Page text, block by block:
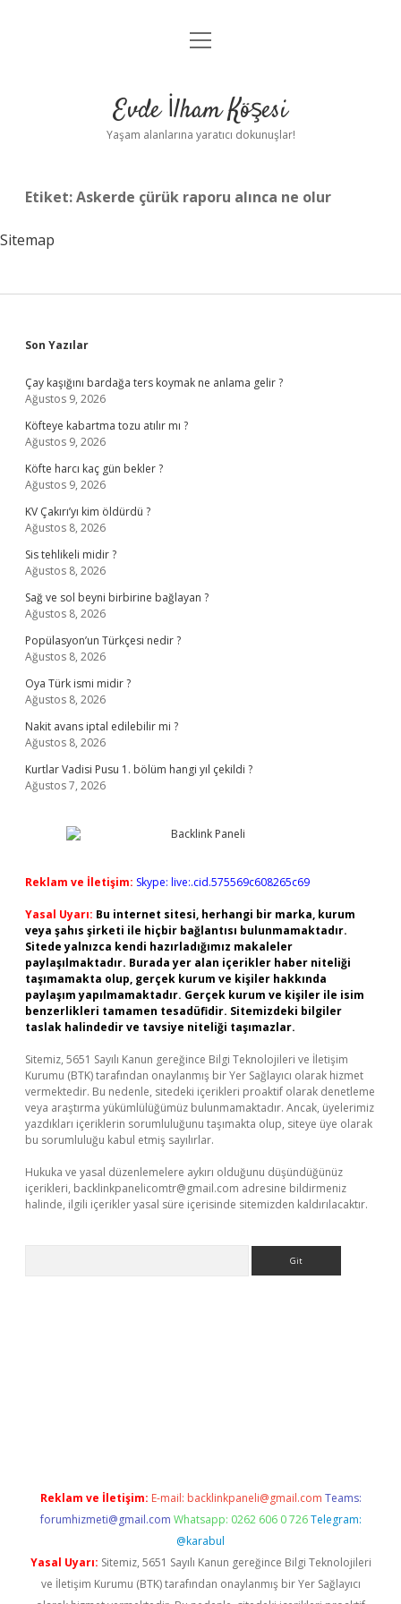
Anasayfa
Yasal Uyarı
menüyü
Evde İlham Köşesi
Yaşam alanlarına yaratıcı dokunuşlar!
Etiket:Askerde çürük raporu alınca ne olur
Sitemap
Sidebar
Son Yazılar
Çay kaşığını bardağa ters koymak ne anlama gelir ?
Ağustos 9, 2026
Köfteye kabartma tozu atılır mı ?
Ağustos 9, 2026
Köfte harcı kaç gün bekler ?
Ağustos 9, 2026
KV Çakırı’yı kim öldürdü ?
Ağustos 8, 2026
Sis tehlikeli midir ?
Ağustos 8, 2026
Sağ ve sol beyni birbirine bağlayan ?
Ağustos 8, 2026
Popülasyon’un Türkçesi nedir ?
Ağustos 8, 2026
Oya Türk ismi midir ?
Ağustos 8, 2026
Nakit avans iptal edilebilir mi ?
Ağustos 8, 2026
Kurtlar Vadisi Pusu 1. bölüm hangi yıl çekildi ?
Ağustos 7, 2026
Reklam ve İletişim: Skype: live:.cid.575569c608265c69
Yasal Uyarı: Bu internet sitesi, herhangi bir marka, kurum
veya şahıs şirketi ile hiçbir bağlantısı bulunmamaktadır.
Sitede yalnızca kendi hazırladığımız makaleler
paylaşılmaktadır. Burada yer alan içerikler haber niteliği
taşımamakta olup, gerçek kurum ve kişiler hakkında
paylaşım yapılmamaktadır. Gerçek kurum ve kişiler ile isim
benzerlikleri tamamen tesadüfidir. Sitemizdeki bilgiler
taslak halindedir ve tavsiye niteliği taşımazlar.
Sitemiz, 5651 Sayılı Kanun gereğince Bilgi Teknolojileri ve İletişim
Kurumu (BTK) tarafından onaylanmış bir Yer Sağlayıcı olarak hizmet
vermektedir. Bu nedenle, sitedeki içerikleri proaktif olarak denetleme
veya araştırma yükümlülüğümüz bulunmamaktadır. Ancak, üyelerimiz
yazdıkları içeriklerin sorumluluğunu taşımakta olup, siteye üye olarak
bu sorumluluğu kabul etmiş sayılırlar.
Hukuka ve yasal düzenlemelere aykırı olduğunu düşündüğünüz
içerikleri, backlinkpanelicomtr@gmail.com adresine bildirmeniz
halinde, ilgili içerikler yasal süre içerisinde sitemizden kaldırılacaktır.
Reklam ve İletişim: E-mail: backlinkpaneli@gmail.com Teams:
forumhizmeti@gmail.com Whatsapp: 0262 606 0 726 Telegram:
@karabul
Yasal Uyarı: Sitemiz, 5651 Sayılı Kanun gereğince Bilgi Teknolojileri
ve İletişim Kurumu (BTK) tarafından onaylanmış bir Yer Sağlayıcı